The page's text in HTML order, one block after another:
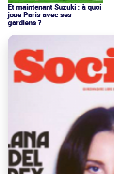
Et maintenant Suzuki : à quoi
joue Paris avec ses
gardiens ?